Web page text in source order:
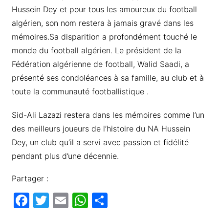
Hussein Dey et pour tous les amoureux du football
algérien, son nom restera à jamais gravé dans les
mémoires.Sa disparition a profondément touché le
monde du football algérien. Le président de la
Fédération algérienne de football, Walid Saadi, a
présenté ses condoléances à sa famille, au club et à
toute la communauté footballistique .
Sid-Ali Lazazi restera dans les mémoires comme l’un
des meilleurs joueurs de l’histoire du NA Hussein
Dey, un club qu’il a servi avec passion et fidélité
pendant plus d’une décennie.
Partager :
F T E W P